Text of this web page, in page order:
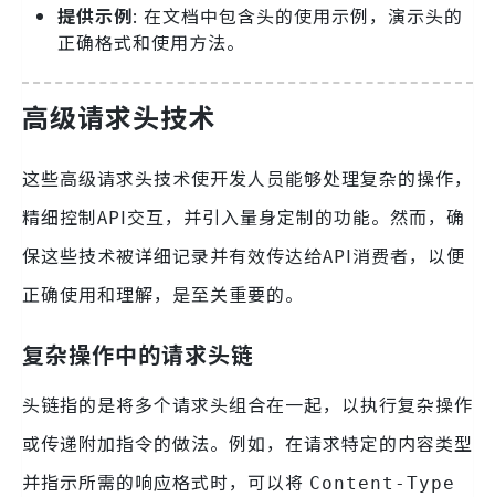
提供示例: 在文档中包含头的使用示例，演示头的
正确格式和使用方法。
高级请求头技术
这些高级请求头技术使开发人员能够处理复杂的操作，
精细控制API交互，并引入量身定制的功能。然而，确
保这些技术被详细记录并有效传达给API消费者，以便
正确使用和理解，是至关重要的。
复杂操作中的请求头链
头链指的是将多个请求头组合在一起，以执行复杂操作
或传递附加指令的做法。例如，在请求特定的内容类型
并指示所需的响应格式时，可以将 Content-Type